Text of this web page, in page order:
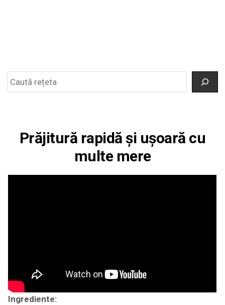
Prăjitură rapidă și ușoară cu
multe mere
Ingrediente: